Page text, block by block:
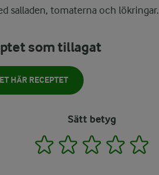
salladen, tomaterna och lökringar.
som tillagat
HÄR RECEPTET
Sätt betyg
1 2 3 4